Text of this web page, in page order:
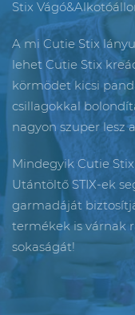
Stix
A mi Cutie Stix
lehet Cutie Stix
körmödet kicsi
csillagokkal
nagyon szuper lesz
Mindegyik Cutie
Utántöltő STIX-ek
garmadáját
termékek is várnak
sokaságát!